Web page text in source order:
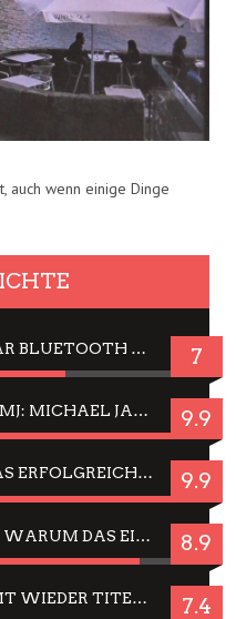
auch wenn einige Dinge
JBL TUNE 720BT: OVER EAR BLUETOOTH KOPFHÖRER UM DIE 50,-€ IM DAUER-TEST 7
WEGEN DES ERFOLGES – MJ: MICHAEL JACKSON MUSICAL IN EINER MATINEE SEHEN 9.9
JELLYFISH HAMBURG: DAS ERFOLGREICHE SOMMER-MENÜ 2025 IN GEFÜHLEN UND BILDERN 9.9
CÉSAR FÜR JIM CARREY? WARUM DAS EINER DER NERVIGSTEN ACTORS IST UND BLEIBT 8.9
JING JING: IN-THAI RÄUMT WIEDER TITEL AB – EIN ZWEI-STUNDEN-ERLEBNISBERICHT 7.4